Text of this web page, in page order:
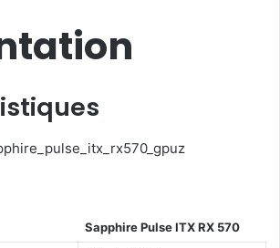
Sapphire Pulse ITX RX 570